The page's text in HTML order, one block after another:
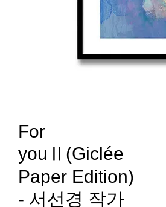
For
youⅡ(Giclée
Paper Edition)
- 서선경 작가